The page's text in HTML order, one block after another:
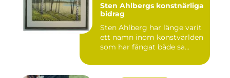
Sten Ahlbergs konstnärliga
bidrag
Sten Ahlberg har länge varit
ett namn inom konstvärlden
som har fångat både sa...